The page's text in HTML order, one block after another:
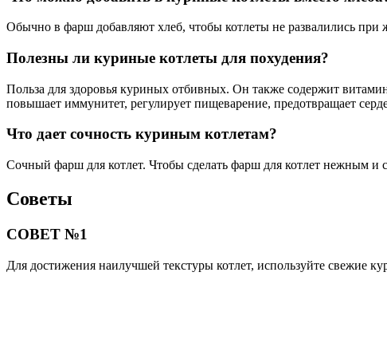
Обычно в фарш добавляют хлеб, чтобы котлеты не развалились
Полезны ли куриные котлеты для похудения?
Польза для здоровья куриных отбивных. Он также содержит
повышает иммунитет, регулирует пищеварение, предотвращает
Что дает сочность куриным котлетам?
Сочный фарш для котлет. Чтобы сделать фарш для котлет нежным и
Советы
СОВЕТ №1
Для достижения наилучшей текстуры котлет, используйте свежие